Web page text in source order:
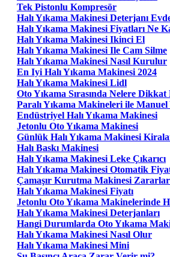
Tek Pistonlu Kompresör
Halı Yıkama Makinesi Deterjanı
Halı Yıkama Makinesi Fiyatları Ne
Halı Yıkama Makinesi Ikinci El
Halı Yıkama Makinesi Ile Cam Silme
Halı Yıkama Makinesi Nasıl Kurulur
En Iyi Halı Yıkama Makinesi 2024
Halı Yıkama Makinesi Lidl
Oto Yıkama Sırasında Nelere
Paralı Yıkama Makineleri ile
Endüstriyel Halı Yıkama Makinesi
Jetonlu Oto Yıkama Makinesi
Günlük Halı Yıkama Makinesi
Halı Baskı Makinesi
Halı Yıkama Makinesi Leke Çıkarıcı
Halı Yıkama Makinesi Otomatik
Çamaşır Kurutma Makinesi
Halı Yıkama Makinesi Fiyatı
Jetonlu Oto Yıkama Makinelerinde
Halı Yıkama Makinesi Deterjanları
Hangi Durumlarda Oto Yıkama
Halı Yıkama Makinesi Nasıl Olur
Halı Yıkama Makinesi Mini